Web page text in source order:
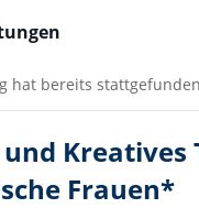
hat bereits
Kreatives
Frauen*